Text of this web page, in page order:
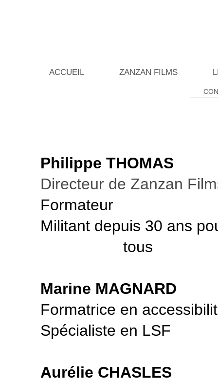
ACCUEIL ZANZAN FILMS
Philippe THOMAS
Directeur de Zanzan
Formateur
Militant depuis 30 ans
tous
Marine MAGNARD
Formatrice en
Spécialiste en LSF
Aurélie CHASLES